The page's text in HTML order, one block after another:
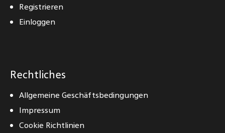
Registrieren
Einloggen
Rechtliches
Allgemeine Geschäftsbedingungen
Impressum
Cookie Richtlinien